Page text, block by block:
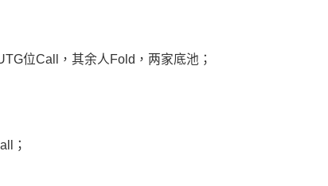
位Call，其余人Fold，两家底池；
；